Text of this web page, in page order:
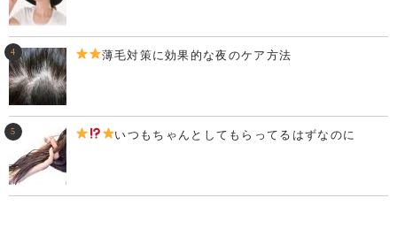
薄毛対策に効果的な夜のケア方法
いつもちゃんとしてもらってるはずなのに